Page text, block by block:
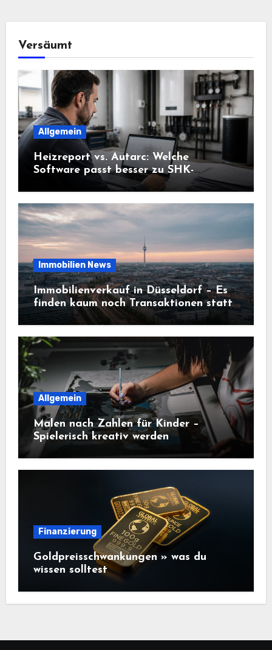
Versäumt
Allgemein
Heizreport vs. Autarc: Welche
Software passt besser zu SHK-
Immobilien News
Immobilienverkauf in Düsseldorf – Es
finden kaum noch Transaktionen statt
Allgemein
Malen nach Zahlen für Kinder –
Spielerisch kreativ werden
Finanzierung
Goldpreisschwankungen » was du
wissen solltest